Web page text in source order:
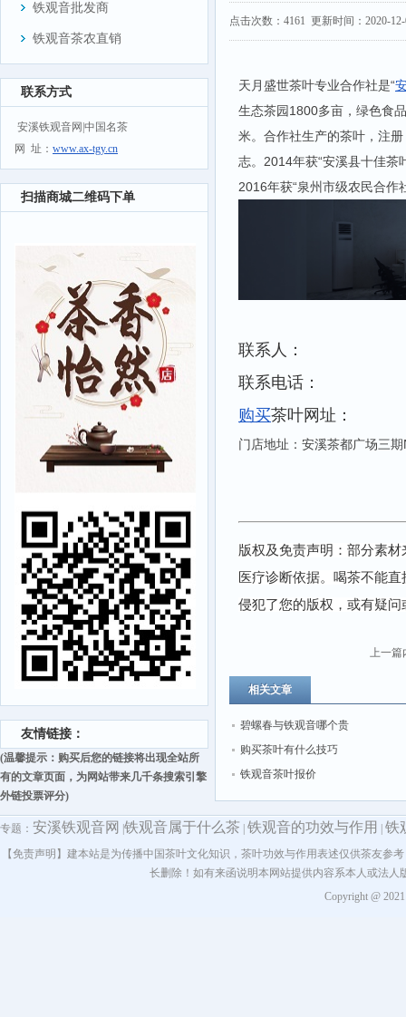
铁观音批发商
铁观音茶农直销
联系方式
安溪铁观音网|中国名茶
网 址： www.ax-tgy.cn
扫描商城二维码下单
友情链接：
(温馨提示：购买后您的链接将出现全站所
有的文章页面，为网站带来几千条搜索引擎
外链投票评分)
点击次数： 4161 更新时间：2020-
天月盛世茶叶专业合作社是“
生态茶园1800多亩，绿色食
米。合作社生产的茶叶，注
志。2014年获“安溪县十佳茶
2016年获“泉州市级农民合作
联系人：
联系电话：
购买茶叶网址：
门店地址：安溪茶都广场三
版权及免责声明：部分素
医疗诊断依据。喝茶不能
侵犯了您的版权，或有疑
上一篇
相关文章
碧螺春与铁观音哪个贵
购买茶叶有什么技巧
铁观音茶叶报价
专题： 安溪铁观音网 铁观音属于什么茶 铁观音的功效与作用 铁
【免责声明】建本站是为传播中国茶叶文化知识，茶叶功效与作用表述仅供茶友
长删除！如有来函说明本网站提供内容系本人或法
Copyright @